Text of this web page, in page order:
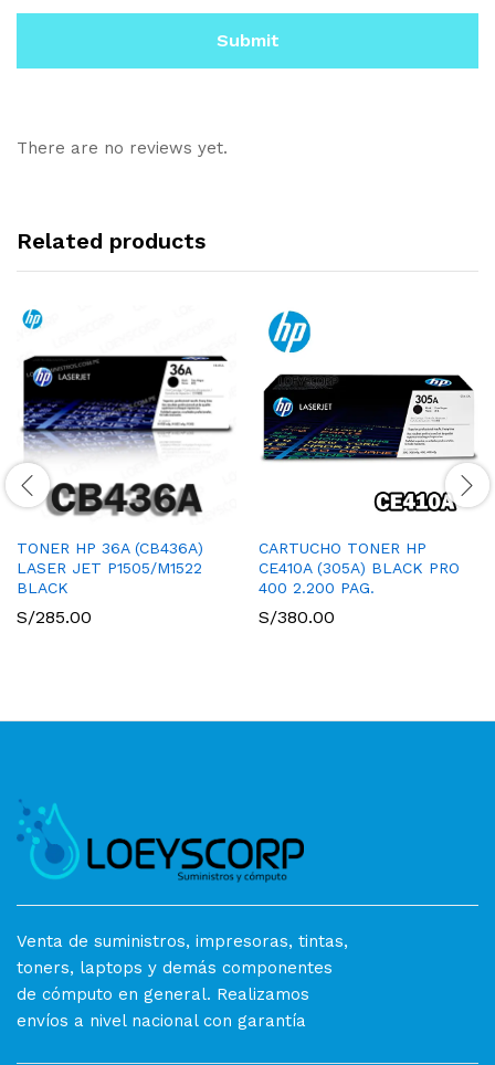
There are no reviews yet.
Related products
TONER HP 36A (CB436A)
LASER JET P1505/M1522
BLACK
S/285.00
CARTUCHO TONER HP
CE410A (305A) BLACK PRO
400 2.200 PAG.
S/380.00
Venta de suministros, impresoras, tintas,
toners, laptops y demás componentes
de cómputo en general. Realizamos
envíos a nivel nacional con garantía